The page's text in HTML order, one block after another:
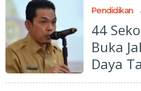
Pendidikan
44
Buka
Daya
Siswa